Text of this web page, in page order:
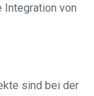
von
sind bei der